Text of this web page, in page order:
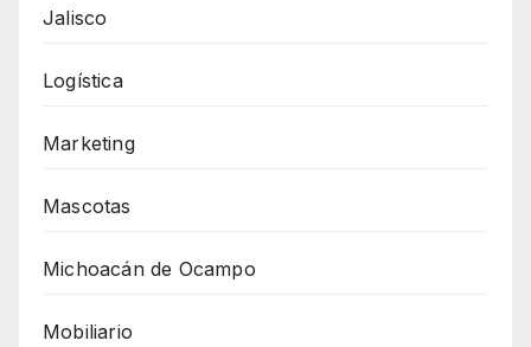
Jalisco
Logística
Marketing
Mascotas
Michoacán de Ocampo
Mobiliario